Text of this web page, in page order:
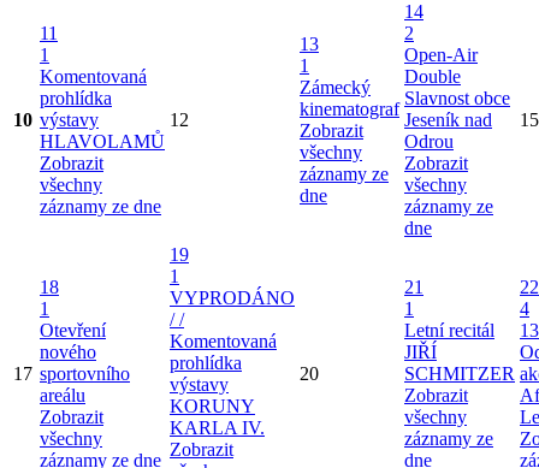
10
11
1
Komentovaná
prohlídka
výstavy
HLAVOLAMŮ
Zobrazit
všechny
záznamy ze dne
12
13
1
Zámecký
kinematograf
Zobrazit
všechny
záznamy ze
dne
14
2
Open-Air
Double
Slavnost obce
Jeseník nad
Odrou
Zobrazit
všechny
záznamy ze
dne
15
17
18
1
Otevření
nového
sportovního
areálu
Zobrazit
všechny
záznamy ze dne
19
1
VYPRODÁNO
/ /
Komentovaná
prohlídka
výstavy
KORUNY
KARLA IV.
Zobrazit
20
21
1
Letní recitál
JIŘÍ
SCHMITZER
Zobrazit
všechny
záznamy ze
dne
22
4